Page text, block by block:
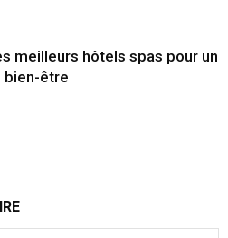
meilleurs hôtels spas pour un
bien-être